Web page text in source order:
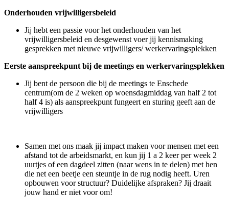
Onderhouden vrijwilligersbeleid
Jij hebt een passie voor het onderhouden van het
vrijwilligersbeleid en desgewenst voer jij kennismaking
gesprekken met nieuwe vrijwilligers/ werkervaringsplekken
Eerste aanspreekpunt bij de meetings en werkervaringsplekken
Jij bent de persoon die bij de meetings te Enschede
centrum(om de 2 weken op woensdagmiddag van half 2 tot
half 4 is) als aanspreekpunt fungeert en sturing geeft aan de
vrijwilligers
Samen met ons maak jij impact maken voor mensen met een
afstand tot de arbeidsmarkt, en kun jij 1 a 2 keer per week 2
uurtjes of een dagdeel zitten (naar wens in te delen) met hen
die net een beetje een steuntje in de rug nodig heeft. Uren
opbouwen voor structuur? Duidelijke afspraken? Jij draait
jouw hand er niet voor om!